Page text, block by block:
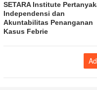
SETARA Institute
Independensi dan
Akuntabilitas Penanganan
Kasus Febrie